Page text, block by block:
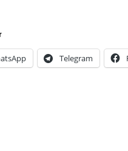
Telegram